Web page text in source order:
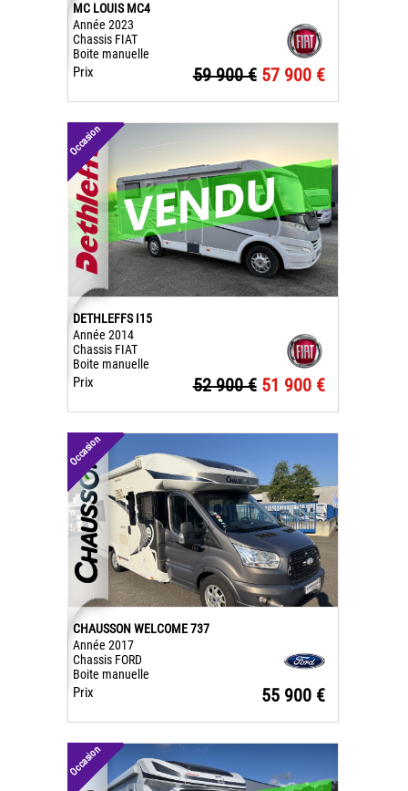
MC LOUIS MC4
Année 2023
Chassis FIAT
Boite manuelle
Prix 59 900 € 57 900 €
Occasion
DETHLEFFS I15
Année 2014
Chassis FIAT
Boite manuelle
Prix 52 900 € 51 900 €
Occasion
CHAUSSON WELCOME 737
Année 2017
Chassis FORD
Boite manuelle
Prix 55 900 €
Occasion